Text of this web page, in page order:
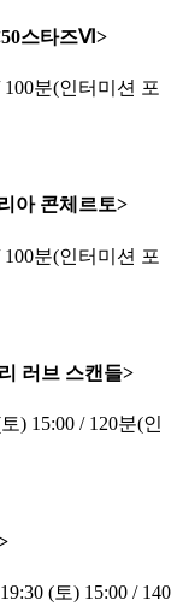
스타즈Ⅵ>
100분(인터미션 포
아 콘체르토>
100분(인터미션 포
러브 스캔들>
) 15:00 / 120분(인
(토) 15:00 / 140